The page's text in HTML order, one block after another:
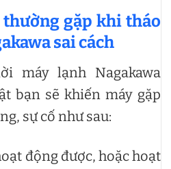
thường gặp khi tháo
sai cách
máy lạnh Nagakawa
bạn sẽ khiến máy gặp
sự cố như sau:
động được, hoặc hoạt